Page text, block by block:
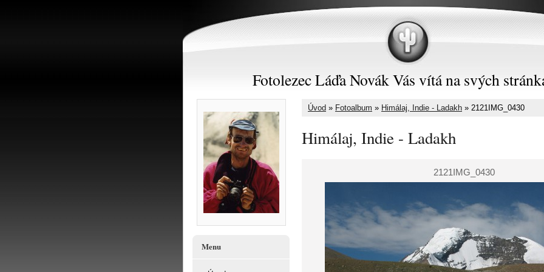
Fotolezec Láďa Novák Vás vítá na svých
Úvod » Fotoalbum » Himálaj, Indie - Ladakh » 2121IMG_0430
Himálaj, Indie - Ladakh
2121IMG_0430
Menu